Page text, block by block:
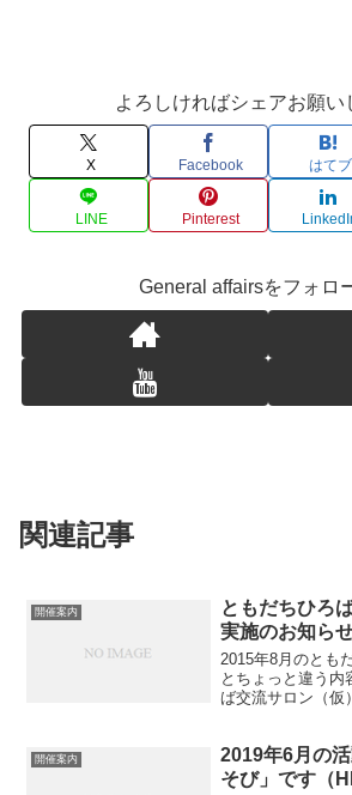
よろしければシェアお願い
X Facebook はてブ
LINE Pinterest
General affairsをフォロ
関連記事
開催案内
ともだちひろ
実施のお知ら
2015年8月のとも
とちょっと違う内
ば交流サロン（仮
数おかけしました
え、メールにてお
開催案内
2019年6月の
そび」です（